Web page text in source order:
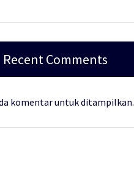
Recent Comments
komentar untuk ditampilkan.